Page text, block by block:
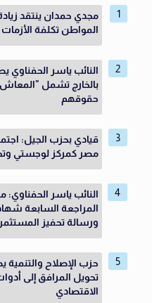
مجدي حمدان ينتقد
المواطن تكلفة الأزمات
النائب ياسر الحفناوي
بالخارج تشمل "المعاش
حقوقهم
قيادي بحزب الجيل:
مصر كمركز لوجستي
النائب ياسر
المراجعة السابعة
ورسالة تحفيز
حزب الإصلاح والتنمية
تحويل المرافق إلى
الاقتصادي